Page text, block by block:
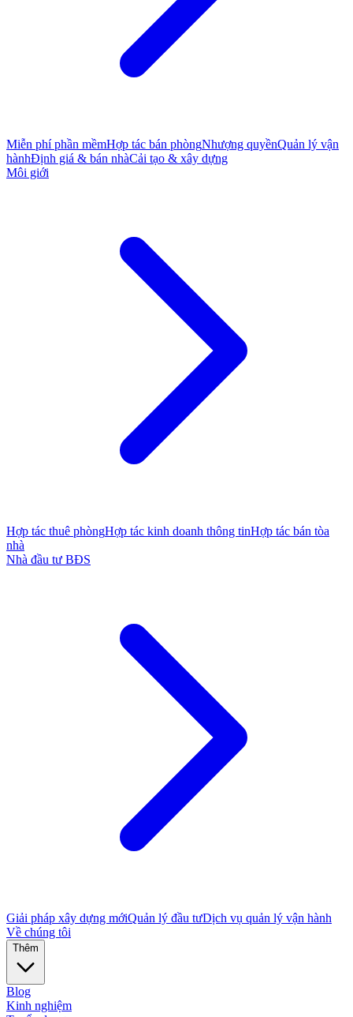
Miễn phí phần mềmHợp tác bán phòngNhượng quyềnQuản lý vận
hànhĐịnh giá & bán nhàCải tạo & xây dựng
Môi giới
Hợp tác thuê phòngHợp tác kinh doanh thông tinHợp tác bán tòa
nhà
Nhà đầu tư BĐS
Giải pháp xây dựng mớiQuản lý đầu tưDịch vụ quản lý vận hành
Về chúng tôi
Thêm
Blog
Kinh nghiệm